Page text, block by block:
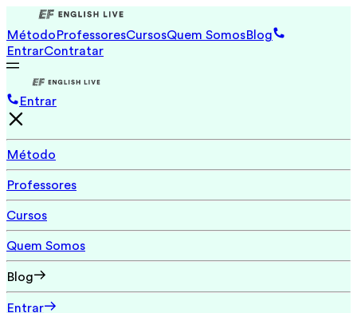
MétodoProfessoresCursosQuem SomosBlog
EntrarContratar
Entrar
Método
Professores
Cursos
Quem Somos
Blog
Entrar